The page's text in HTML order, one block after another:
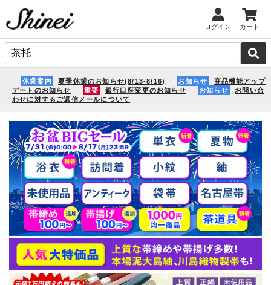
ログイン カート
休業案内 夏季休業のお知らせ(8/13-8/16) お知らせ
商品機能アップ
デートのお知らせ
重要 銀行口座変更のお知らせ お知らせ
お問い合
わせに対するご返信メールについて